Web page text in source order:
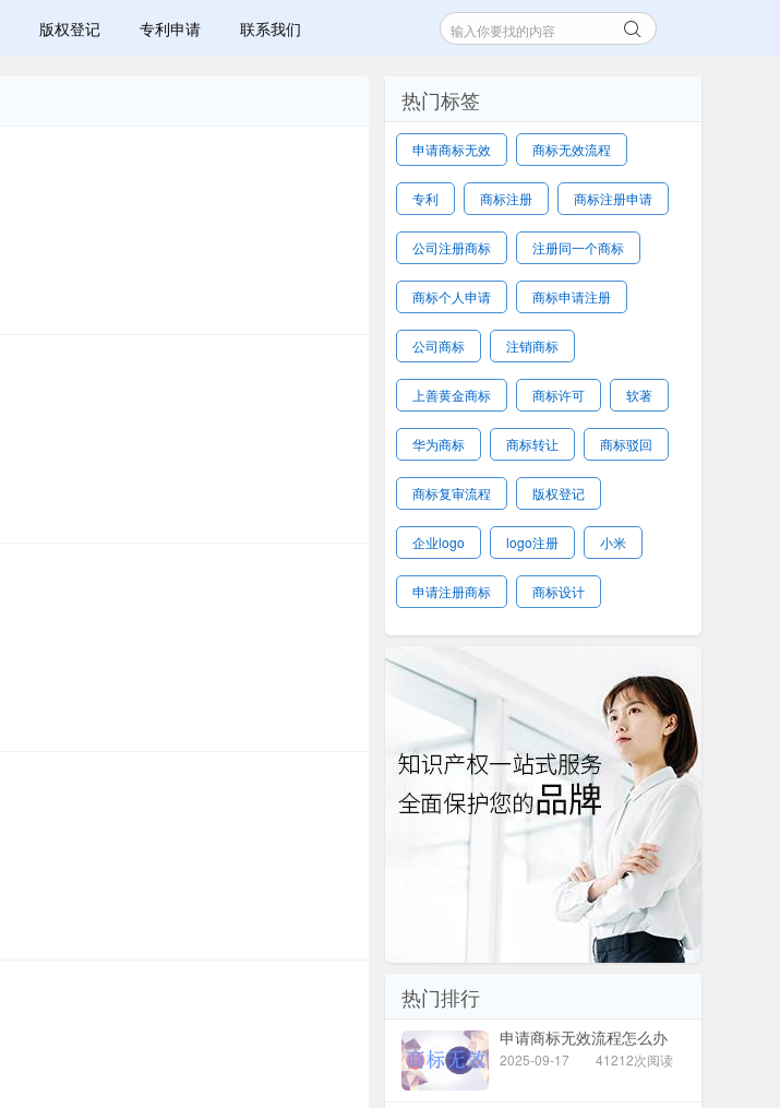
版权登记 专利申请 联系我们
热门标签
申请商标无效 商标无效流程
专利 商标注册 商标注册申请
公司注册商标 注册同一个商标
商标个人申请 商标申请注册
公司商标 注销商标
上善黄金商标 商标许可 软著
华为商标 商标转让 商标驳回
商标复审流程 版权登记
企业logo logo注册 小米
申请注册商标 商标设计
热门排行
申请商标无效流程怎么办
2025-09-17 41212次阅读